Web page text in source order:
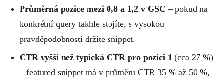
Průměrná pozice mezi 0,8 a 1,2 v GSC – pokud na
konkrétní query takhle stojíte, s vysokou
pravděpodobností držíte snippet.
CTR vyšší než typická CTR pro pozici 1 (cca 27 %)
– featured snippet má v průměru CTR 35 % až 50 %,